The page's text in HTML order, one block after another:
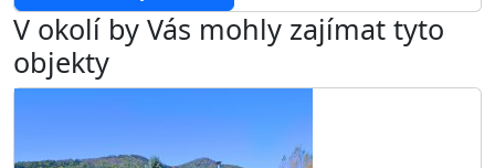
V okolí by Vás mohly zajímat tyto
objekty